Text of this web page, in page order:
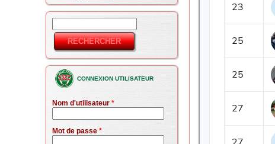
Formulaire de
recherche
CONNEXION UTILISATEUR
Nom d'utilisateur*
Mot de passe*